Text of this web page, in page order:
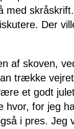
med
Der
af skoven,
trække
et godt
for jeg
i pres. Jeg